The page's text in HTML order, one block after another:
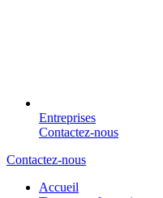
Entreprises
Contactez-nous
Contactez-nous
Accueil